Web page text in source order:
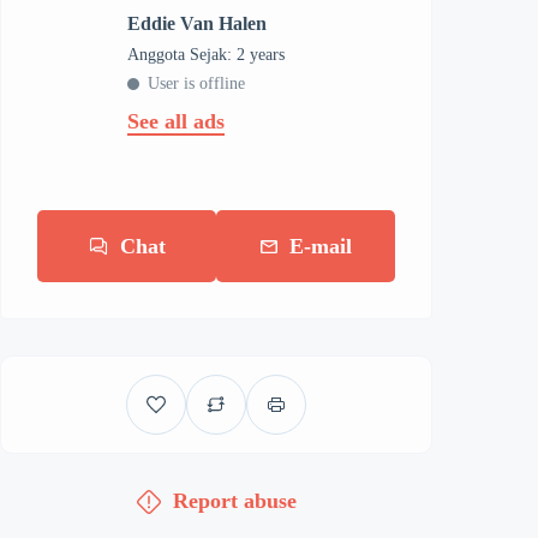
Eddie Van Halen
Anggota Sejak: 2 years
User is offline
See all ads
Chat E-mail
Report abuse